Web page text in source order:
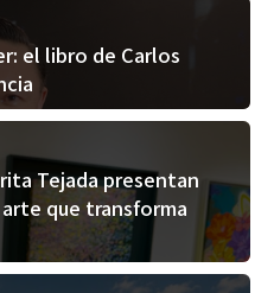
el libro de Carlos
Tejada presentan
que transforma